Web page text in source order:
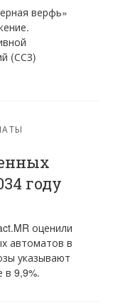
верфь»
(ССЗ)
году
оценили
автоматов в
указывают
в 9,9%.